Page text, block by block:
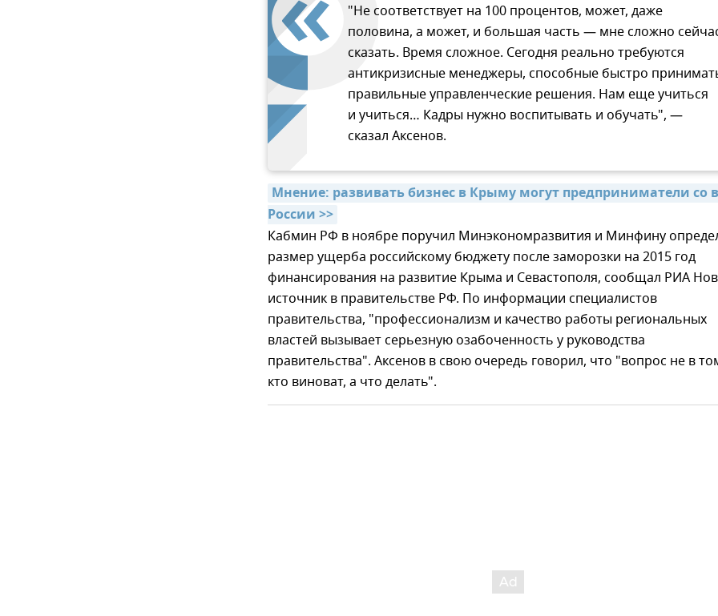
"Не соответствует на 100 процентов, может, даже
половина, а может, и большая часть — мне сложно
сказать. Время сложное. Сегодня реально требуются
антикризисные менеджеры, способные быстро
правильные управленческие решения. Нам еще учиться
и учиться… Кадры нужно воспитывать и обучать", —
сказал Аксенов.
Мнение: развивать бизнес в Крыму могут предприниматели со
России >>
Кабмин РФ в ноябре поручил Минэкономразвития и Минфину
размер ущерба российскому бюджету после заморозки на 2015 год
финансирования на развитие Крыма и Севастополя, сообщал РИА
источник в правительстве РФ. По информации специалистов
правительства, "профессионализм и качество работы региональных
властей вызывает серьезную озабоченность у руководства
правительства". Аксенов в свою очередь говорил, что "вопрос не в
кто виноват, а что делать".